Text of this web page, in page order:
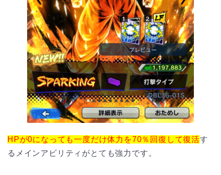
HPが0になっても一度だけ体力を70％回復して復活す
るメインアビリティがとても強力です。